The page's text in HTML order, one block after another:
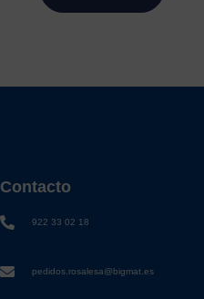
Contacto
922 33 02 18
pedidos.rosalesa@bigmat.es